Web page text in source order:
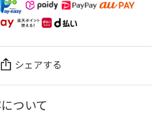
シェアする
ついて